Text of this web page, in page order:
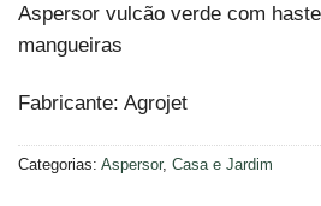
Aspersor vulcão verde com
mangueiras
Fabricante: Agrojet
Categorias: Aspersor, Casa e Jardim